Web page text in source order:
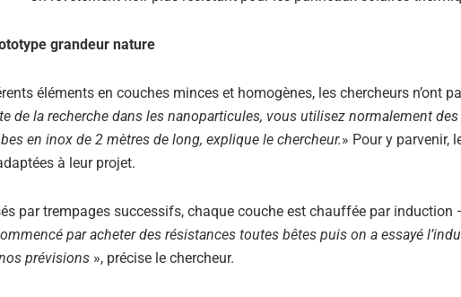
grandeur nature
éléments en couches minces et homogènes, les chercheurs n’ont
de la recherche dans les nanoparticules, vous utilisez normalement
en inox de 2 mètres de long, explique le chercheur.» Pour y parvenir,
à leur projet.
par trempages successifs, chaque couche est chauffée par induction
par acheter des résistances toutes bêtes puis on a essayé
prévisions », précise le chercheur.